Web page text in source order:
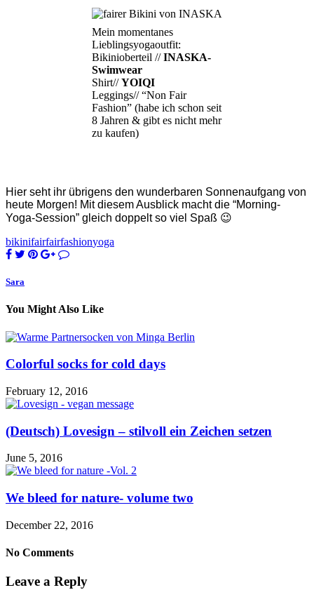
Mein momentanes
Lieblingsyogaoutfit:
Bikinioberteil //INASKA-
Swimwear
Shirt//YOIQI
Leggings// “Non Fair
Fashion” (habe ich schon seit
8 Jahren & gibt es nicht mehr
zu kaufen)
Hier seht ihr übrigens den wunderbaren Sonnenaufgang von
heute Morgen! Mit diesem Ausblick macht die “Morning-
Yoga-Session” gleich doppelt so viel Spaß 😉
bikinifairfairfashionyoga
Sara
You Might Also Like
Colorful socks for cold days
February 12, 2016
(Deutsch) Lovesign – stilvoll ein Zeichen setzen
June 5, 2016
We bleed for nature- volume two
December 22, 2016
No Comments
Leave a Reply